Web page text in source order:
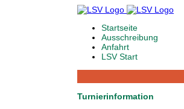
Startseite
Ausschreibung
Anfahrt
LSV Start
Turnierinformation